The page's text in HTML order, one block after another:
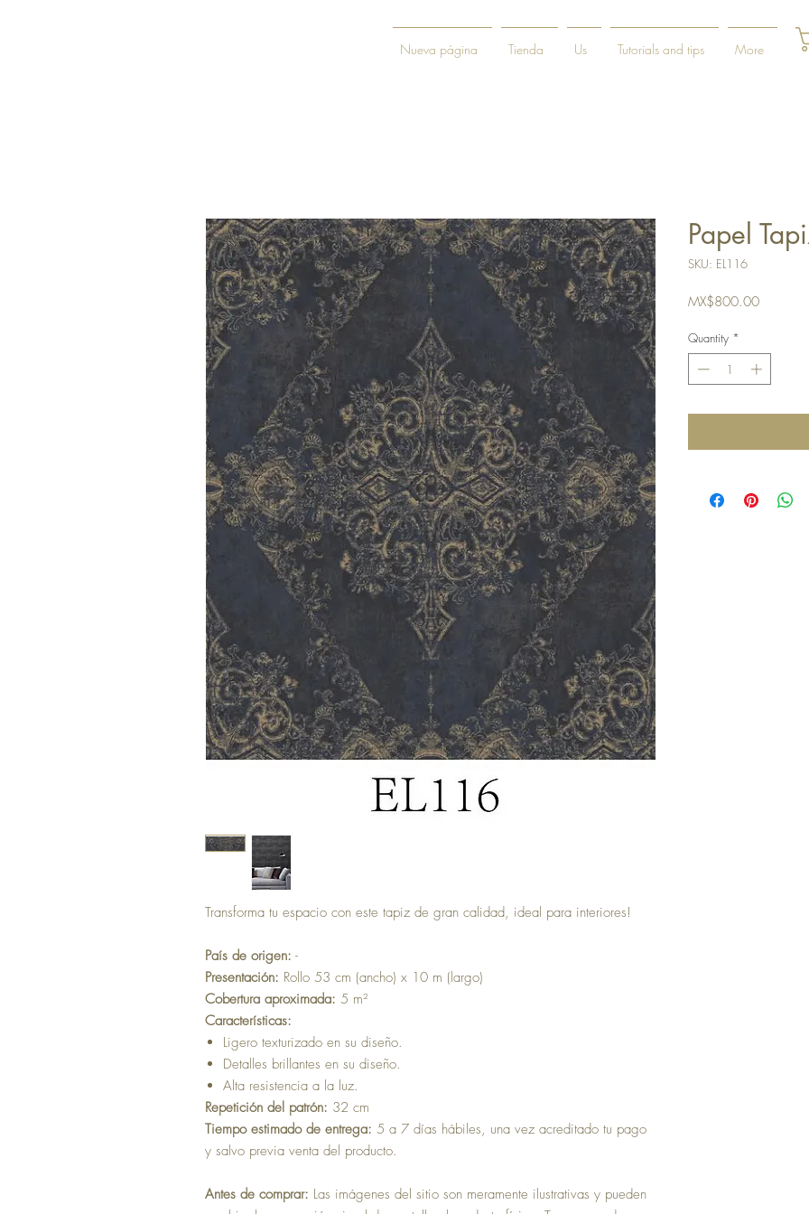
Nueva página Tienda Us Tutorials and tips More
Transforma tu espacio con este tapiz de gran calidad, ideal para interiores!
País de origen: -
Presentación: Rollo 53 cm (ancho) x 10 m (largo)
Cobertura aproximada: 5 m²
Características:
Ligero texturizado en su diseño.
Detalles brillantes en su diseño.
Alta resistencia a la luz.
Repetición del patrón: 32 cm
Tiempo estimado de entrega: 5 a 7 días hábiles, una vez acreditado tu pago
y salvo previa venta del producto.
Antes de comprar: Las imágenes del sitio son meramente ilustrativas y pueden
Papel
SKU: EL116
MX$800.00Price
Quantity *